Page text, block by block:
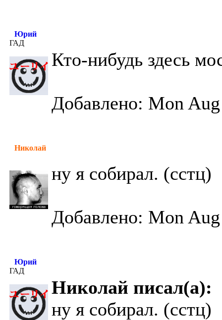
Юрий
ГАД
Кто-нибудь здесь
Добавлено: Mon
Николай
ну я собирал. (сстц)
Добавлено: Mon
Юрий
ГАД
Николай писал(а):
ну я собирал. (сстц)